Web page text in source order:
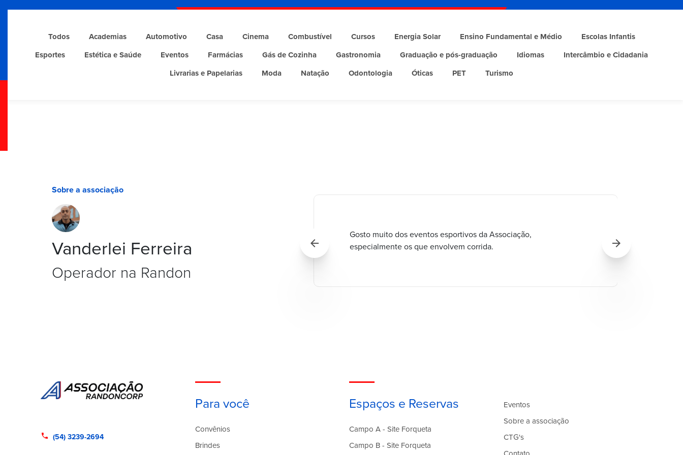
Todos Academias Automotivo Casa Cinema Combustível Cursos Energia Solar Ensino Fundamental e Médio
Escolas Infantis
Esportes
Estética e Saúde Eventos Farmácias Gás de Cozinha Gastronomia Graduação e pós-graduação Idiomas
Intercâmbio e Cidadania
Livrarias e Papelarias
Moda Natação Odontologia Óticas PET Turismo
Sobre a associação
Vanderlei Ferreira
Operador na Randon
arrow_back
Não me faltam memórias afetivas dos eventos realizados pela
Associação. E todas eu me recordo com muito carinho, pois eram
momentos únicos, onde reuníamos nossos colaboradores e
Gosto muito dos eventos esportivos da Associação,
especialmente os que envolvem corrida.
arrow_forward
phone (54) 3239-2694
Para você
Convênios
Brindes
Espaços e Reservas
Campo A - Site Forqueta
Campo B - Site Forqueta
Eventos
Sobre a associação
CTG's